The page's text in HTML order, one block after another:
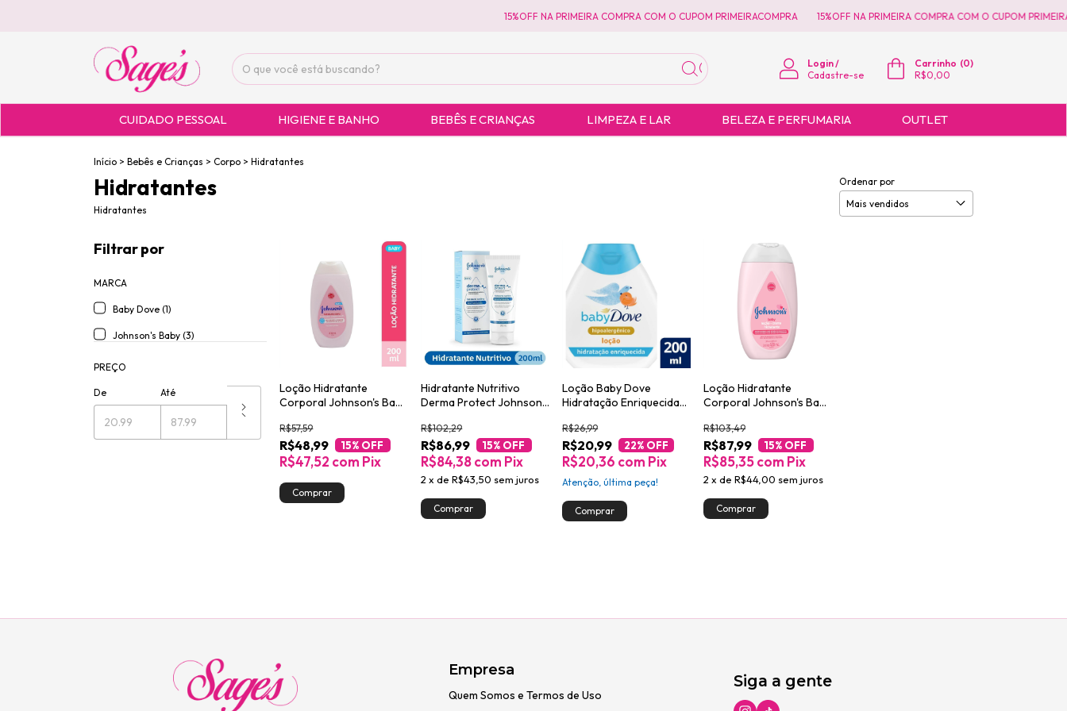
15%OFF NA PRIMEIRA COMPRA COM O CUPOM PRIMEIRACOMPRA 15%OFF NA PRIMEIRA COMPRA COM O CUPOM
Login /
Cadastre-se
Carrinho (0)
R$0,00
CUIDADO PESSOAL HIGIENE E BANHO BEBÊS E CRIANÇAS LIMPEZA E LAR BELEZA E PERFUMARIA OUTLET
Início > Bebês e Crianças > Corpo > Hidratantes
Hidratantes
Hidratantes
Ordenar por
Filtrar por
MARCA
Baby Dove (1)
Johnson's Baby (3)
PREÇO
De Até
Loção Hidratante
Corporal Johnson's Baby
R$48,99
R$57,59
15% OFF
R$47,52 com Pix
Hidratante Nutritivo
Derma Protect Johnson's
R$86,99
R$102,29
15% OFF
2 xdeR$43,50 sem juros
R$84,38com Pix
Loção Baby Dove
Hidratação Enriquecida
R$20,99
R$26,99
22% OFF
R$20,36 com Pix
Atenção, última peça!
Loção Hidratante
Corporal Johnson's Baby
R$87,99
R$103,49
15% OFF
2 xdeR$44,00 sem juros
R$85,35com Pix
Empresa
Quem Somos e Termos de Uso
Siga a gente